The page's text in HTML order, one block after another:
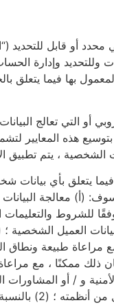
أو قابل للتحديد
وللتحديد وإدارة
بها فيما
هذه المعايير
الشخصية ، يتم تطبيق
(أ) معالجة
للشروط والتعليمات
العميل
طبيعة ونطاق
ذلك ممكنًا ، مع
و / أو
اشتراك